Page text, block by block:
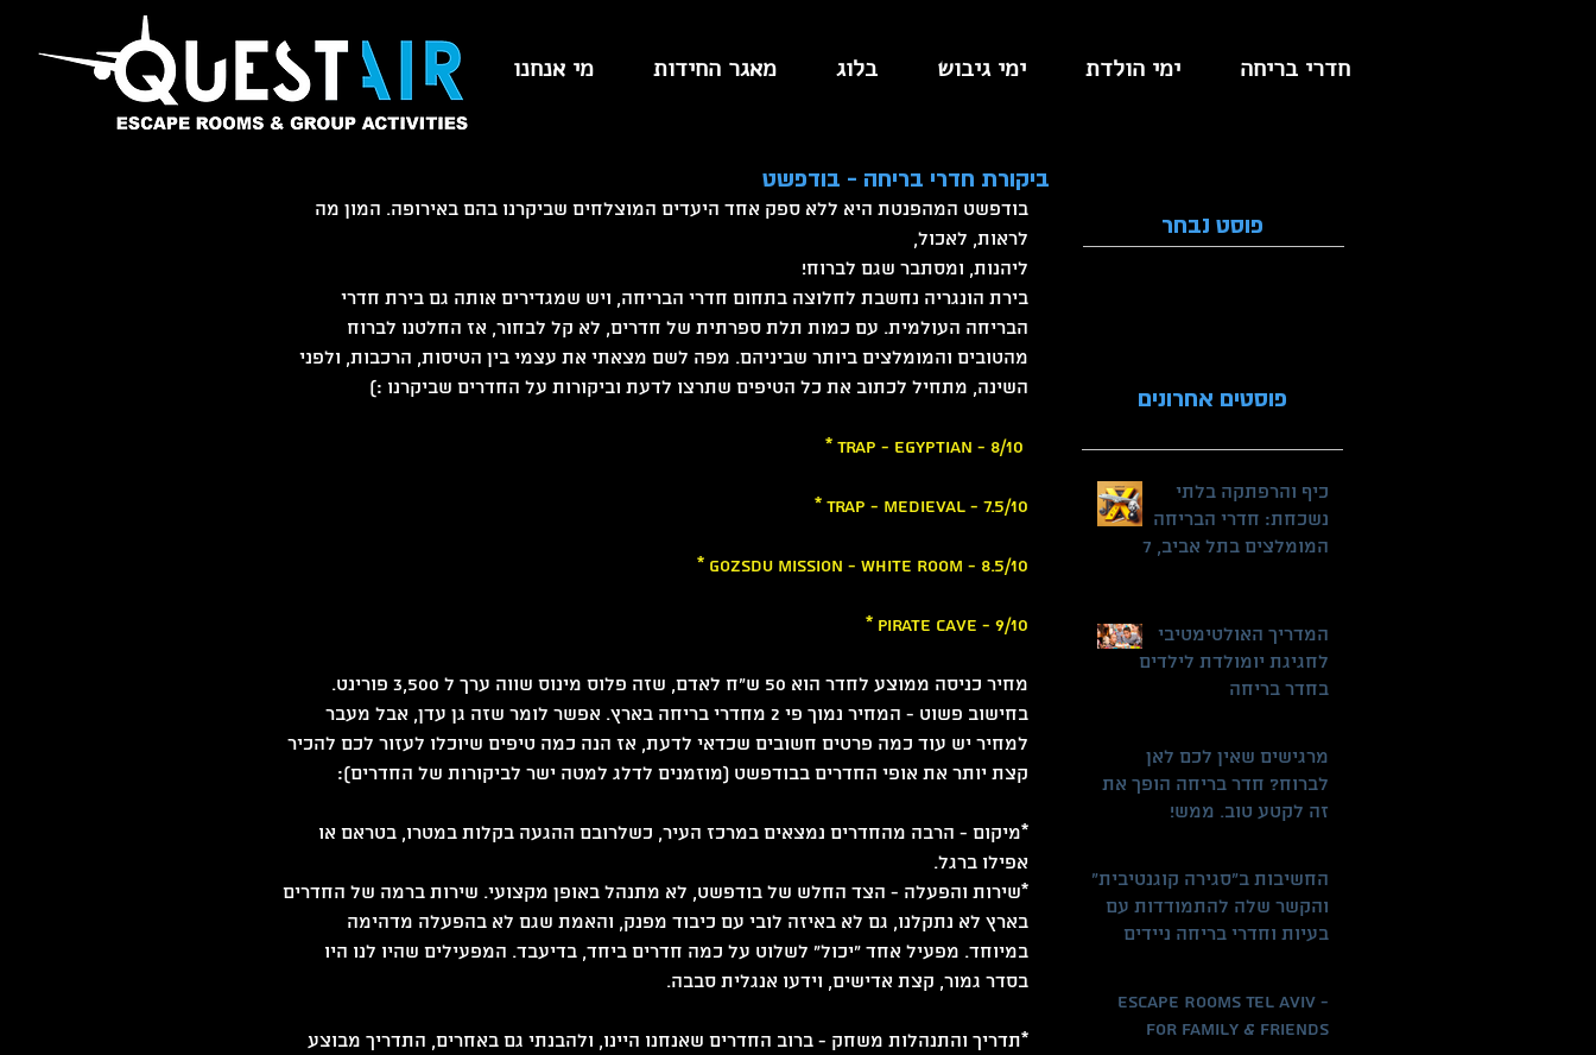
questair קווסטר חדר בריחה אסקייפ רום escape room המטוס חדרי בריחה ימי הולדת ימי גיבוש בלוג מאגר החידות מי אנחנו
ביקורת חדרי בריחה - בודפשט
בודפשט המהפנטת היא ללא ספק אחד היעדים המוצלחים שביקרנו בהם באירופה. המון מה
לראות, לאכול,
ליהנות, ומסתבר שגם לברוח!
בירת הונגריה נחשבת לחלוצה בתחום חדרי הבריחה, ויש שמגדירים אותה גם בירת חדרי
הבריחה העולמית. עם כמות תלת ספרתית של חדרים, לא קל לבחור, אז החלטנו לברוח
מהטובים והמומלצים ביותר שביניהם. מפה לשם מצאתי את עצמי בין הטיסות, הרכבות, ולפני
השינה, מתחיל לכתוב את כל הטיפים שתרצו לדעת וביקורות על החדרים שביקרנו :)
* Trap - Egyptian - 8/10
* Trap - Medieval - 7.5/10
* Gozsdu Mission - White room - 8.5/10
* Pirate cave - 9/10
מחיר כניסה ממוצע לחדר הוא 50 ש״ח לאדם, שזה פלוס מינוס שווה ערך ל 3,500 פורינט.
בחישוב פשוט - המחיר נמוך פי 2 מחדרי בריחה בארץ. אפשר לומר שזה גן עדן, אבל מעבר
למחיר יש עוד כמה פרטים חשובים שכדאי לדעת, אז הנה כמה טיפים שיוכלו לעזור לכם להכיר
קצת יותר את אופי החדרים בבודפשט (מוזמנים לדלג למטה ישר לביקורות של החדרים):
*מיקום - הרבה מהחדרים נמצאים במרכז העיר, כשלרובם ההגעה בקלות במטרו, בטראם או
אפילו ברגל.
*שירות והפעלה - הצד החלש של בודפשט, לא מתנהל באופן מקצועי. שירות ברמה של החדרים
בארץ לא נתקלנו, גם לא באיזה לובי עם כיבוד מפנק, והאמת שגם לא בהפעלה מדהימה
במיוחד. מפעיל אחד ״יכול״ לשלוט על כמה חדרים ביחד, בדיעבד. המפעילים שהיו לנו היו
בסדר גמור, קצת אדישים, וידעו אנגלית סבבה.
*תדריך והתנהלות משחק - ברוב החדרים שאנחנו היינו, ולהבנתי גם באחרים, התדריך מבוצע
פוסט נבחר
פוסטים אחרונים
כיף והרפתקה בלתי
נשכחת: חדרי הבריחה
המומלצים בתל אביב, 7
המדריך האולטימטיבי
לחגיגת יומולדת לילדים
בחדר בריחה
מרגישים שאין לכם לאן
לברוח? חדר בריחה הופך את
זה לקטע טוב. ממש!
החשיבות ב"סגירה קוגנטיבית"
והקשר שלה להתמודדות עם
בעיות וחדרי בריחה ניידים
Escape Rooms Tel Aviv -
For Family & Friends